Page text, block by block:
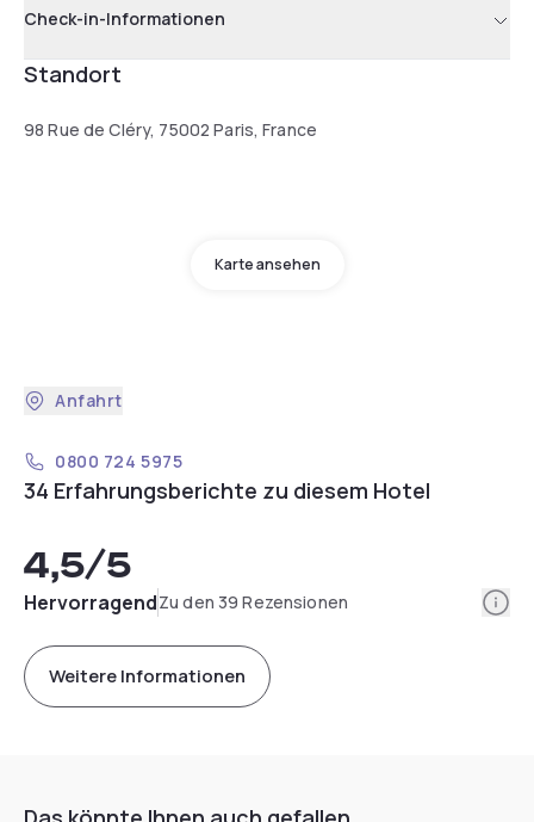
Check-in-Informationen
Standort
98 Rue de Cléry, 75002 Paris, France
Karte ansehen
Anfahrt
0800 724 5975
34 Erfahrungsberichte zu diesem Hotel
4,5/5
HervorragendZu den 39 Rezensionen
Weitere Informationen